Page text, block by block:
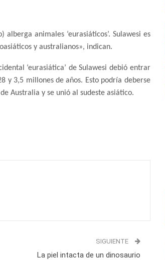
animales ‘eurasiáticos’. Sulawesi es
y australianos», indican.
‘eurasiática’ de Sulawesi debió entrar
y 3,5 millones de años. Esto podría deberse
Australia y se unió al sudeste asiático.
SIGUIENTE
La piel intacta de un dinosaurio